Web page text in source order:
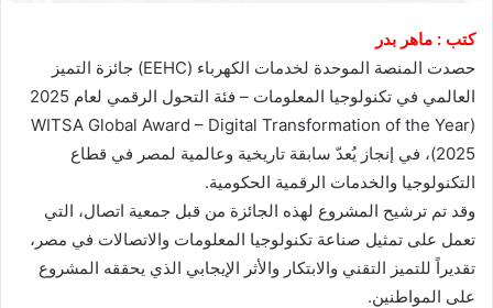
كتب : ماهر بدر
حصدت المنصة الموحدة لخدمات الكهرباء (EEHC) جائزة التميز
العالمي في تكنولوجيا المعلومات – فئة التحول الرقمي لعام 2025
(WITSA Global Award – Digital Transformation of the Year
2025)، في إنجاز يُعدّ سابقة تاريخية وعالمية لمصر في قطاع
التكنولوجيا والخدمات الرقمية الحكومية.
وقد تم ترشيح المشروع لهذه الجائزة من قبل جمعية اتصال، التي
تعمل على تمثيل صناعة تكنولوجيا المعلومات والاتصالات في مصر،
تقديراً للتميز التقني والابتكار والأثر الإيجابي الذي يحققه المشروع
على المواطنين.